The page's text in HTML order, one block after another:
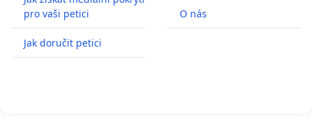
pro vaši petici
Jak doručit petici
O nás